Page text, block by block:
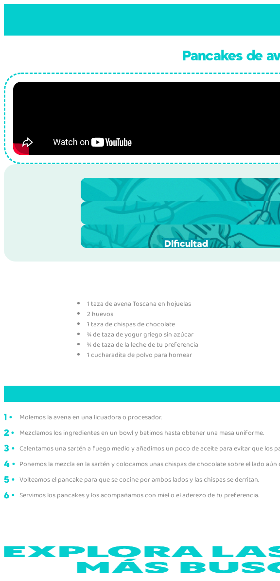
Pancakes de
Tiempo
Porciones
Dificultad
1 taza de avena Toscana en hojuelas
2 huevos
1 taza de chispas de chocolate
¾ de taza de yogur griego sin azúcar
¾ de taza de la leche de tu preferencia
1 cucharadita de polvo para hornear
Molemos la avena en una licuadora o procesador.
Mezclamos los ingredientes en un bowl y batimos hasta obtener una masa uniforme.
Calentamos una sartén a fuego medio y añadimos un poco de aceite para evitar que los
Ponemos la mezcla en la sartén y colocamos unas chispas de chocolate sobre el lado aún
Volteamos el pancake para que se cocine por ambos lados y las chispas se derritan.
Servimos los pancakes y los acompañamos con miel o el aderezo de tu preferencia.